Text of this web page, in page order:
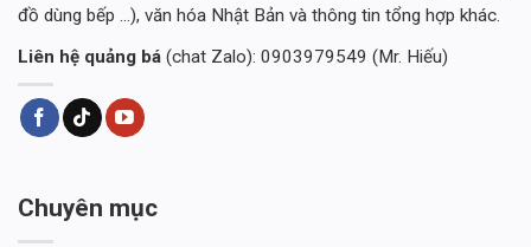
đồ dùng bếp ...), văn hóa Nhật Bản và thông tin tổng hợp khác.
Liên hệ quảng bá (chat Zalo): 0903979549 (Mr. Hiếu)
Chuyên mục